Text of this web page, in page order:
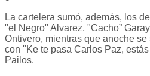
La cartelera sumó, además, los
"el Negro" Alvarez, "Cacho”
Ontivero, mientras que anoche
con "Ke te pasa Carlos Paz,
Pailos.